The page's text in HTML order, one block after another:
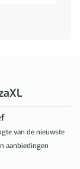
van de nieuwste
aanbiedingen